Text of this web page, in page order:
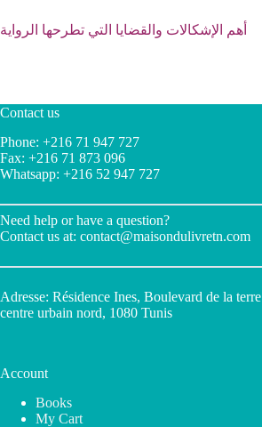
أهم الإشكالات والقضايا التي تطرحها الرواية
Contact us
Phone: +216 71 947 727
Fax: +216 71 873 096
Whatsapp: +216 52 947 727
Need help or have a question?
Contact us at: contact@maisondulivretn.com
Adresse: Résidence Ines, Boulevard de la terre
centre urbain nord, 1080 Tunis
Account
Books
My Cart